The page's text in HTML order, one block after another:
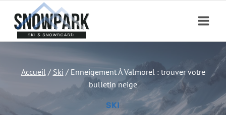
contenu
Accueil / Ski / Enneigement À Valmorel : trouver votre
bulletin neige
SKI